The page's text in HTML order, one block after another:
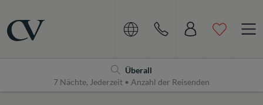
Überall
7 Nächte, Jederzeit • Anzahl der Reisenden